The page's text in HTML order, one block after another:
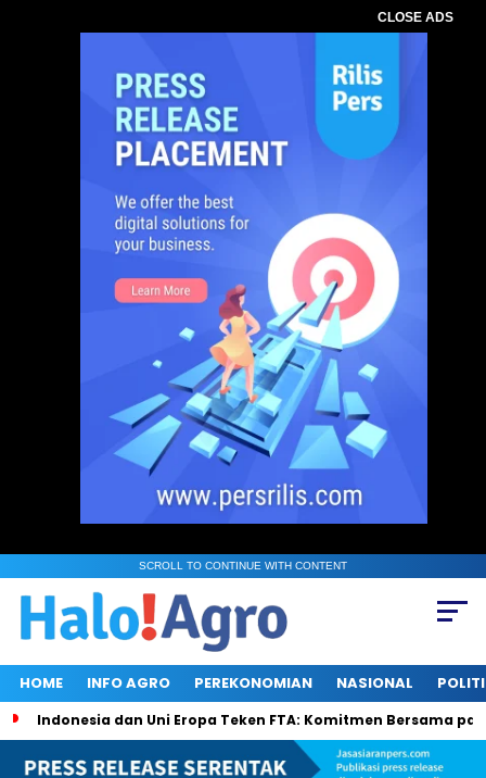
CLOSE ADS
SCROLL TO CONTINUE WITH CONTENT
HOME INFO AGRO PEREKONOMIAN NASIONAL
Indonesia dan Uni Eropa Teken FTA: Komitmen Bersama